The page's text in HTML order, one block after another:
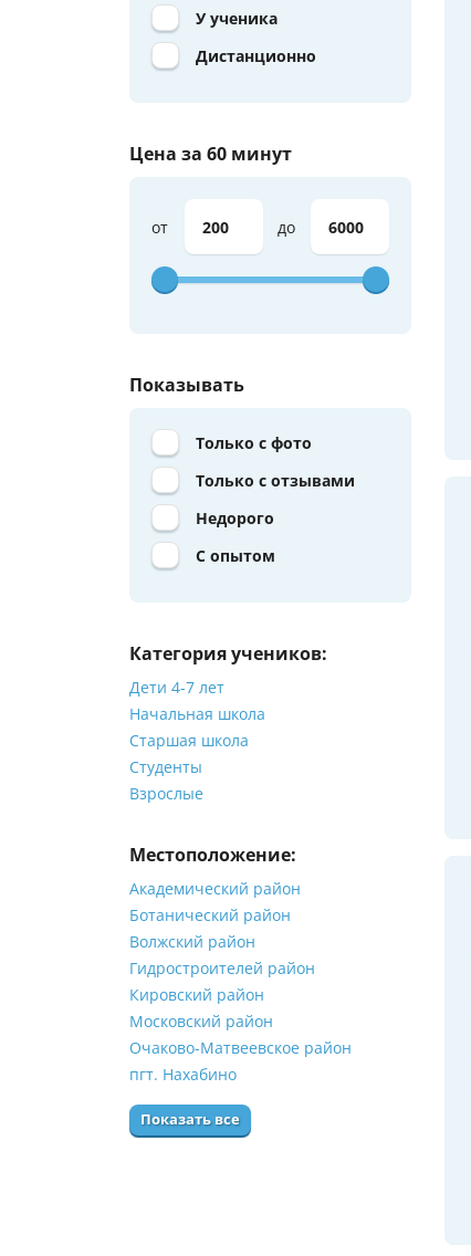
У ученика
Дистанционно
Цена за 60 минут
от до
Показывать
Только с фото
Только с отзывами
Недорого
С опытом
Категория учеников:
Дети 4-7 лет
Начальная школа
Старшая школа
Студенты
Взрослые
Местоположение:
Академический район
Ботанический район
Волжский район
Гидростроителей район
Кировский район
Московский район
Очаково-Матвеевское район
пгт. Нахабино
Показать все